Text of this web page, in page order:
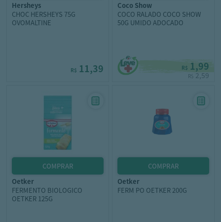
hersheys
CHOC HERSHEYS 75G
OVOMALTINE
R$ 11,39
coco show
COCO RALADO COCO SHOW
50G UMIDO ADOCADO
R$ 1,99
R$ 2,59
oetker
FERMENTO BIOLOGICO
OETKER 125G
oetker
FERM PO OETKER 200G